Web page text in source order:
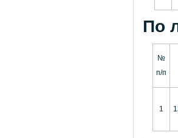
По
№
п/п
1